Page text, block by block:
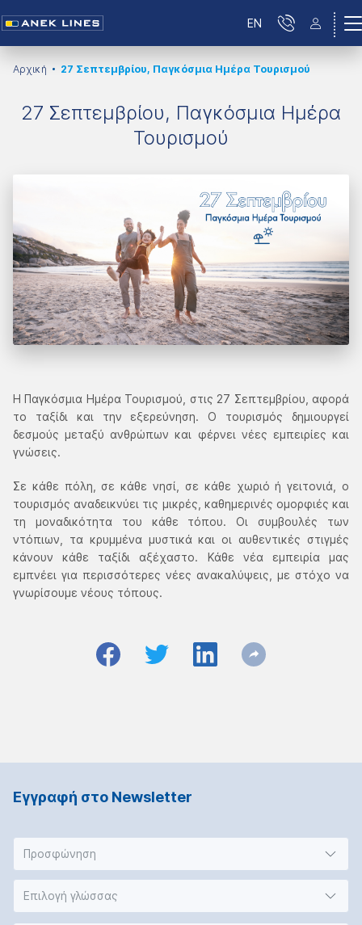
EN
Αρχική 27 Σεπτεμβρίου, Παγκόσμια Ημέρα Τουρισμού
27 Σεπτεμβρίου, Παγκόσμια Ημέρα
Τουρισμού
Η Παγκόσμια Ημέρα Τουρισμού, στις 27 Σεπτεμβρίου, αφορά
το ταξίδι και την εξερεύνηση. Ο τουρισμός δημιουργεί
δεσμούς μεταξύ ανθρώπων και φέρνει νέες εμπειρίες και
γνώσεις.
Σε κάθε πόλη, σε κάθε νησί, σε κάθε χωριό ή γειτονιά, ο
τουρισμός αναδεικνύει τις μικρές, καθημερινές ομορφιές και
τη μοναδικότητα του κάθε τόπου. Οι συμβουλές των
ντόπιων, τα κρυμμένα μυστικά και οι αυθεντικές στιγμές
κάνουν κάθε ταξίδι αξέχαστο. Κάθε νέα εμπειρία μας
εμπνέει για περισσότερες νέες ανακαλύψεις, με στόχο να
γνωρίσουμε νέους τόπους.
Εγγραφή στο Νewsletter
Προσφώνηση
Επιλογή γλώσσας